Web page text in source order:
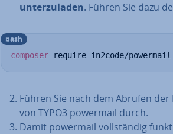
un­ter­zu­la­den. Führen Sie dazu
composer require in2code/powermail
bash
Führen Sie nach dem Abrufen
von TYPO3 powermail durch.
Damit powermail voll­stän­dig